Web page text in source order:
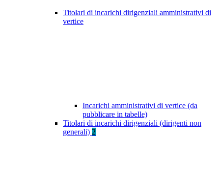
Titolari di incarichi dirigenziali amministrativi di
vertice
Incarichi amministrativi di vertice (da
pubblicare in tabelle)
Titolari di incarichi dirigenziali (dirigenti non
generali) 2